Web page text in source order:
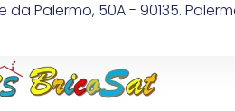
da Palermo, 50A - 90135.